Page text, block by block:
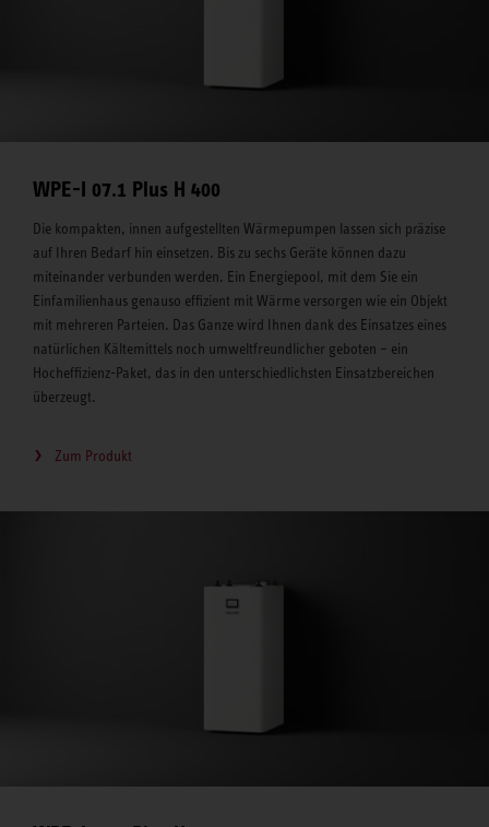
WPE-I 07.1 Plus H 400
Die kompakten, innen aufgestellten Wärmepumpen lassen sich präzise
auf Ihren Bedarf hin einsetzen. Bis zu sechs Geräte können dazu
miteinander verbunden werden. Ein Energiepool, mit dem Sie ein
Einfamilienhaus genauso effizient mit Wärme versorgen wie ein Objekt
mit mehreren Parteien. Das Ganze wird Ihnen dank des Einsatzes eines
natürlichen Kältemittels noch umweltfreundlicher geboten – ein
Hocheffizienz-Paket, das in den unterschiedlichsten Einsatzbereichen
überzeugt.
Zum Produkt